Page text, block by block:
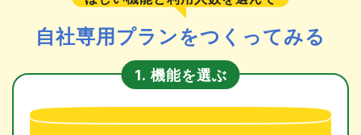
自社専用プランをつくってみる
1. 機能を選ぶ